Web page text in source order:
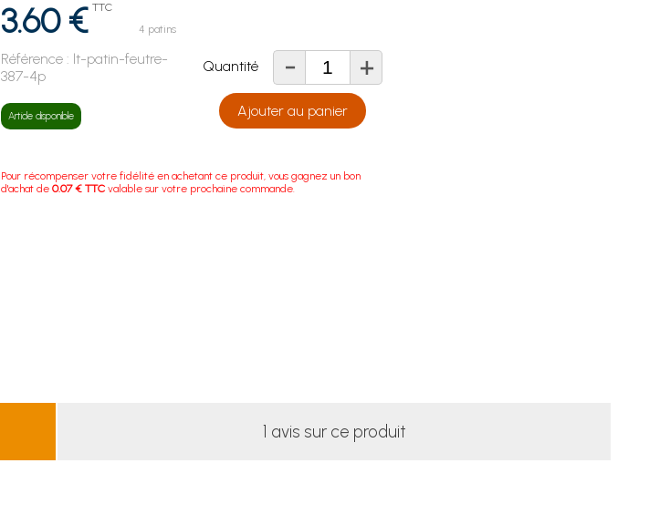
3.60 € TTC
4 patins
Référence : lt-patin-feutre-
387-4p
Article disponible
Quantité - +
Ajouter au panier
Pour récompenser votre fidélité en achetant ce produit, vous gagnez un bon
d'achat de0.07 € TTC valable sur votre prochaine commande.
1 avis sur ce produit